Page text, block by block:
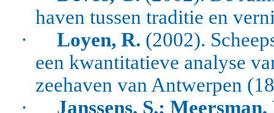
haven tussen traditie en
·
Loyen, R. (2002).
een kwantitatieve analyse
zeehaven van Antwerpen
·
Janssens, S.;